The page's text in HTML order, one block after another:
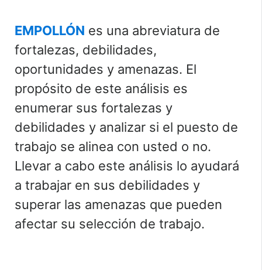
EMPOLLÓN es una abreviatura de
fortalezas, debilidades,
oportunidades y amenazas. El
propósito de este análisis es
enumerar sus fortalezas y
debilidades y analizar si el puesto de
trabajo se alinea con usted o no.
Llevar a cabo este análisis lo ayudará
a trabajar en sus debilidades y
superar las amenazas que pueden
afectar su selección de trabajo.